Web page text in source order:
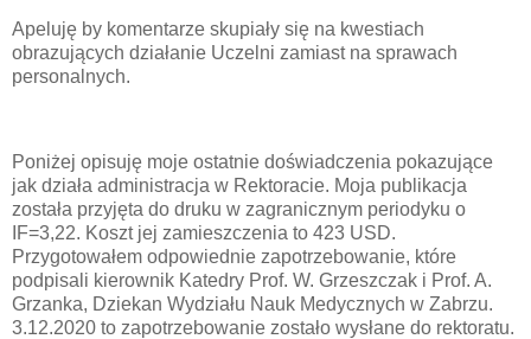
Apeluję by komentarze skupiały się na kwestiach
obrazujących działanie Uczelni zamiast na sprawach
personalnych.
Poniżej opisuję moje ostatnie doświadczenia pokazujące
jak działa administracja w Rektoracie. Moja publikacja
została przyjęta do druku w zagranicznym periodyku o
IF=3,22. Koszt jej zamieszczenia to 423 USD.
Przygotowałem odpowiednie zapotrzebowanie, które
podpisali kierownik Katedry Prof. W. Grzeszczak i Prof. A.
Grzanka, Dziekan Wydziału Nauk Medycznych w Zabrzu.
3.12.2020 to zapotrzebowanie zostało wysłane do rektoratu.